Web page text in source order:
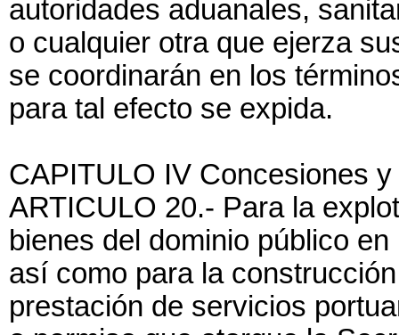
autoridades aduanales,
o cualquier otra que ejerza
se coordinarán en los
para tal efecto se expida.
CAPITULO IV Concesiones
ARTICULO 20.- Para la
bienes del dominio público
así como para la
prestación de servicios